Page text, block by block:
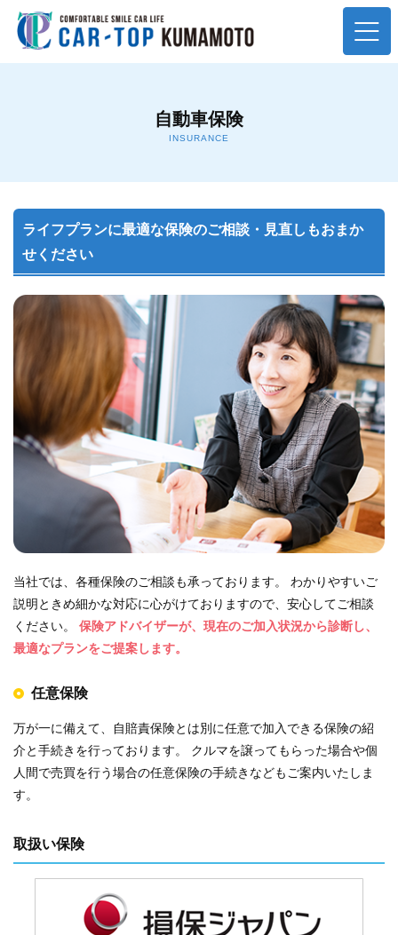
トップ車検＆ハートフル車検
鈑金塗装修理
自動車保険
オイル交換＆各種整備
スタッフ紹介
店舗案内
お問い合わせ
プライバシーポリシー
中古車情報
お知らせ
スタッフブログ
自動車保険
INSURANCE
ライフプランに最適な保険のご相談・見直しもおまか
せください
当社では、各種保険のご相談も承っております。 わかりやすいご
説明ときめ細かな対応に心がけておりますので、安心してご相談
ください。 保険アドバイザーが、現在のご加入状況から診断し、
最適なプランをご提案します。
任意保険
万が一に備えて、自賠責保険とは別に任意で加入できる保険の紹
介と手続きを行っております。 クルマを譲ってもらった場合や個
人間で売買を行う場合の任意保険の手続きなどもご案内いたしま
す。
取扱い保険